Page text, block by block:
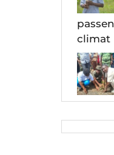
climat